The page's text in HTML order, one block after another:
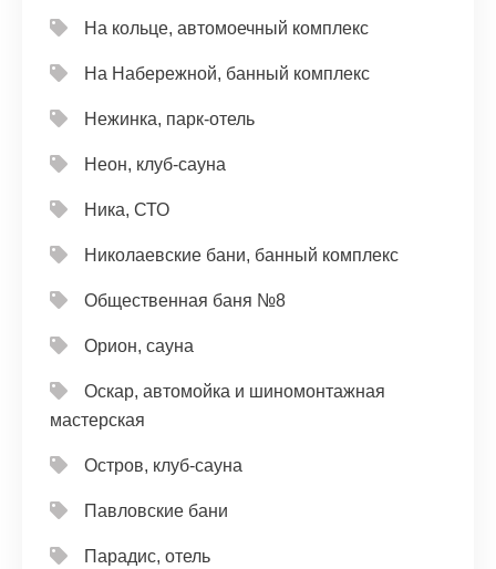
На кольце, автомоечный комплекс
На Набережной, банный комплекс
Нежинка, парк-отель
Неон, клуб-сауна
Ника, СТО
Николаевские бани, банный комплекс
Общественная баня №8
Орион, сауна
Оскар, автомойка и шиномонтажная
мастерская
Остров, клуб-сауна
Павловские бани
Парадис, отель